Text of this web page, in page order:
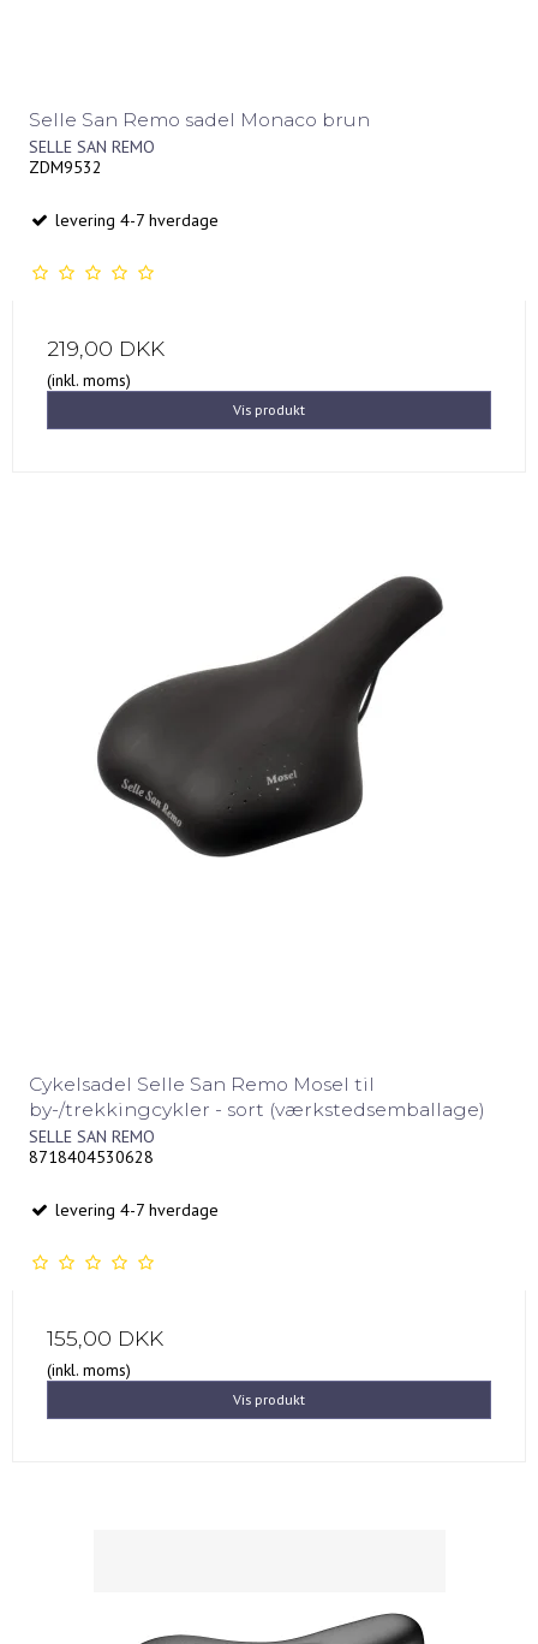
Selle San Remo sadel Monaco brun
SELLE SAN REMO
ZDM9532
levering 4-7 hverdage
219,00 DKK
(inkl. moms)
Vis produkt
Cykelsadel Selle San Remo Mosel til
by-/trekkingcykler - sort (værkstedsemballage)
SELLE SAN REMO
8718404530628
levering 4-7 hverdage
155,00 DKK
(inkl. moms)
Vis produkt